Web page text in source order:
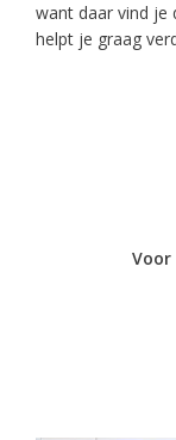
want daar vind je
helpt je graag